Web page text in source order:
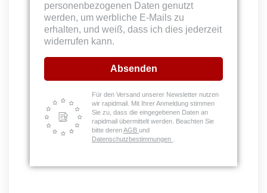
personenbezogenen Daten genutzt
werden, um werbliche E-Mails zu
erhalten, und weiß, dass ich dies jederzeit
widerrufen kann.
Absenden
Für den Versand unserer Newsletter nutzen
wir rapidmail. Mit Ihrer Anmeldung stimmen
Sie zu, dass die eingegebenen Daten an
rapidmail übermittelt werden. Beachten Sie
bitte derenAGB und
Datenschutzbestimmungen